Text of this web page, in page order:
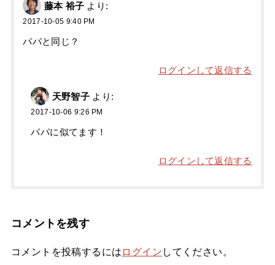
藤本 裕子 より:
2017-10-05 9:40 PM
パパと同じ？
ログインして返信する
天野智子 より:
2017-10-06 9:26 PM
パパに似てます！
ログインして返信する
コメントを残す
コメントを投稿するには ログイン してください。